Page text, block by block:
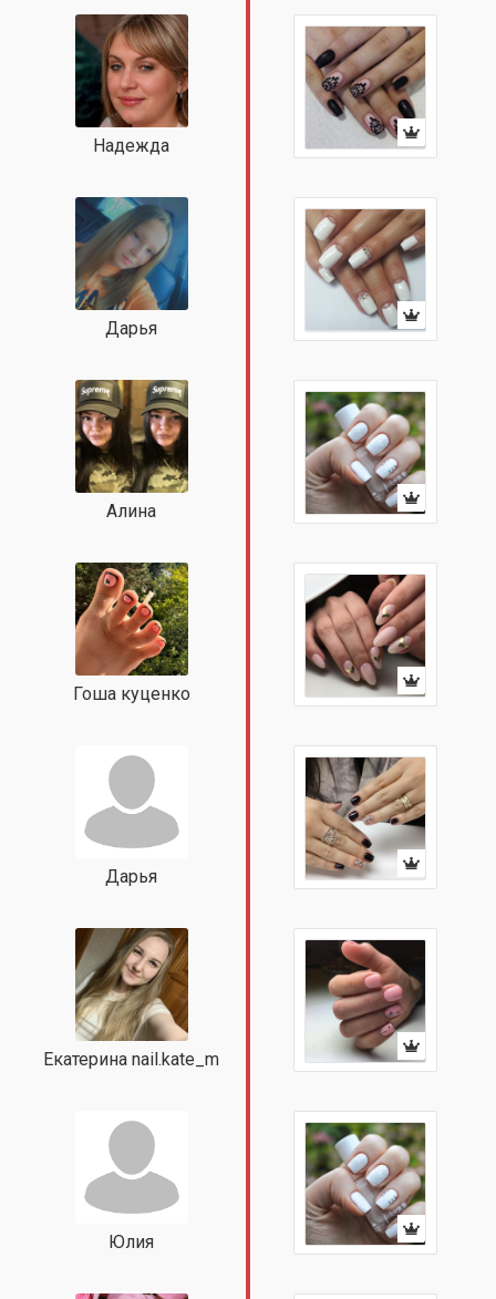
Надежда
Дарья
Алина
Гоша куценко
Дарья
Екатерина nail.kate_m
Юлия